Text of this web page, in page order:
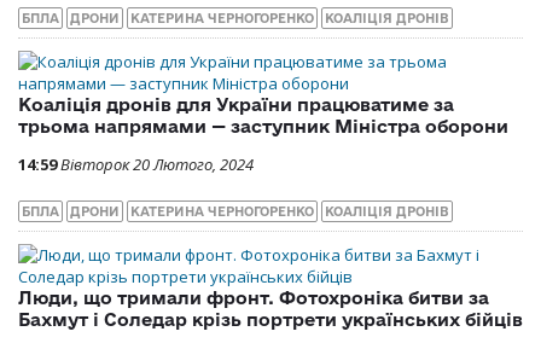
БПЛА ДРОНИ КАТЕРИНА ЧЕРНОГОРЕНКО КОАЛІЦІЯ ДРОНІВ
Коаліція дронів для України працюватиме за
трьома напрямами — заступник Міністра оборони
14:59Вівторок 20 Лютого, 2024
БПЛА ДРОНИ КАТЕРИНА ЧЕРНОГОРЕНКО КОАЛІЦІЯ ДРОНІВ
Люди, що тримали фронт. Фотохроніка битви за
Бахмут і Соледар крізь портрети українських бійців